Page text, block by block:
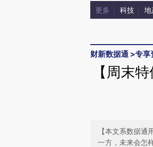
更多 科技 地
财新数据通 >专享
【周末
【本文系数据
一方，未来会怎